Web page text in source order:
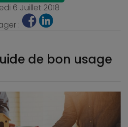
6 Juillet 2018
:
de bon usage